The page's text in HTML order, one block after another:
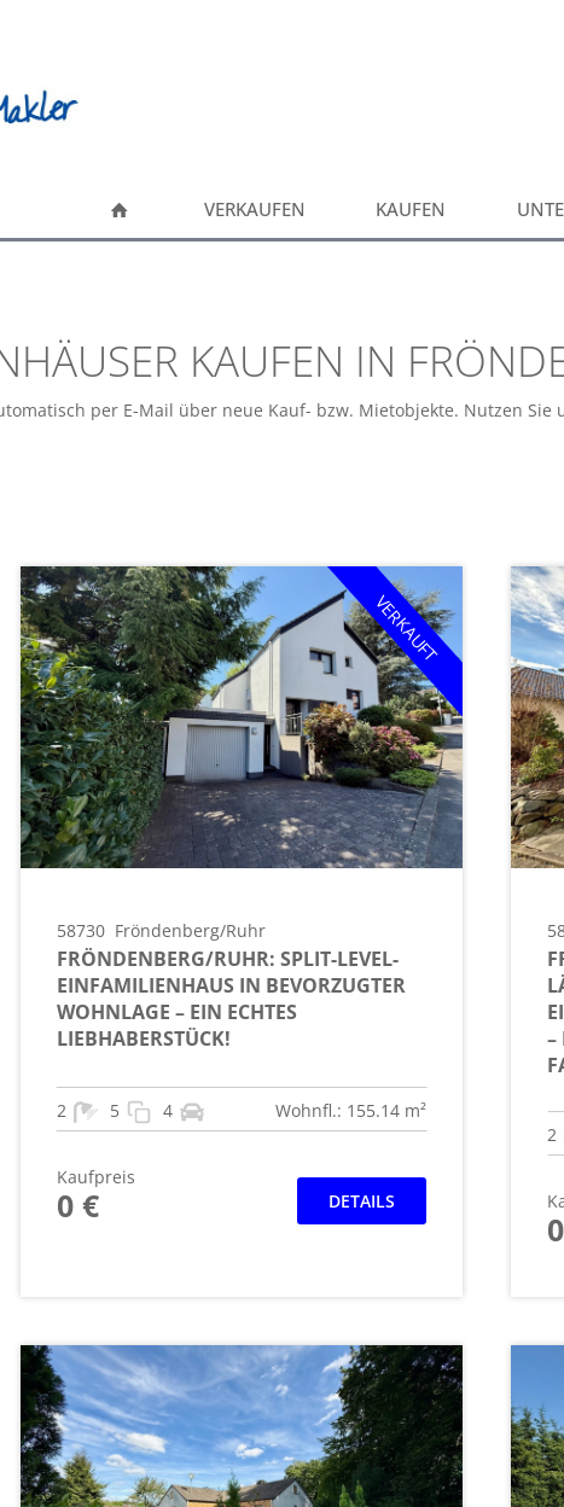
VERKAUFEN KAUFEN
KAUFEN IN
per E-Mail über neue Kauf- bzw. Mietobjekte. Nutzen Sie
VERKAUFT
58730 Fröndenberg/Ruhr
FRÖNDENBERG/RUHR: SPLIT-LEVEL-
EINFAMILIENHAUS IN BEVORZUGTER
WOHNLAGE – EIN ECHTES
LIEBHABERSTÜCK!
2 5 4 Wohnfl.: 155.14 m²
Kaufpreis
0 € DETAILS
–
2